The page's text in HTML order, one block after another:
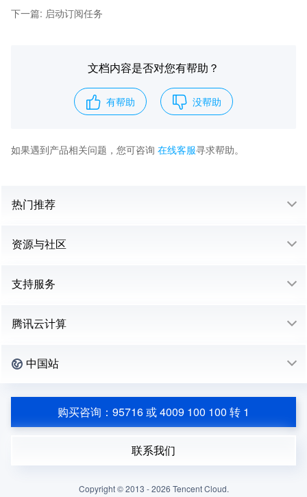
下一篇: 启动订阅任务
文档内容是否对您有帮助？
有帮助 没帮助
如果遇到产品相关问题，您可咨询 在线客服寻求帮助。
热门推荐
资源与社区
支持服务
腾讯云计算
中国站
购买咨询：95716 或 4009 100 100 转 1
联系我们
Copyright © 2013 -2026 Tencent Cloud.